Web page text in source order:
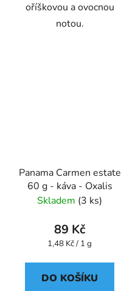
oříškovou a ovocnou
notou.
Panama Carmen estate
60 g - káva - Oxalis
Skladem (3 ks)
89 Kč
Měrná
1,48 Kč / 1 g
DO KOŠÍKU